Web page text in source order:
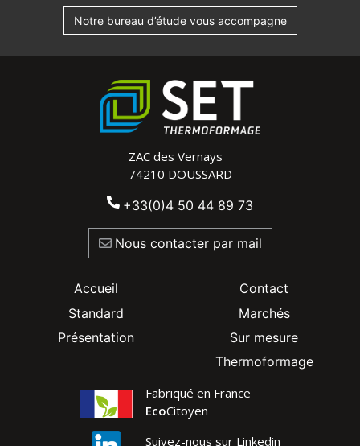
Notre bureau d’étude vous accompagne
ZAC des Vernays
74210 DOUSSARD
+33(0)4 50 44 89 73
Nous contacter par mail
footer second
Accueil
Standard
Présentation
footer third
Contact
Marchés
Sur mesure
Thermoformage
Fabriqué en France
EcoCitoyen
Suivez-nous sur Linkedin